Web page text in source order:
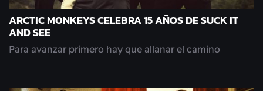
ARCTIC MONKEYS CELEBRA 15 AÑOS DE SUCK IT
AND SEE
Para avanzar primero hay que allanar el camino